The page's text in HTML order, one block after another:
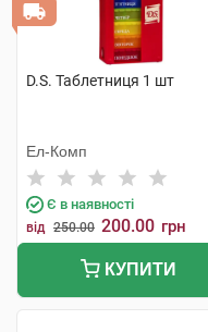
D.S. Таблетниця 1 шт
Ел-Комп
Є в наявності
від 250.00 200.00 грн
КУПИТИ